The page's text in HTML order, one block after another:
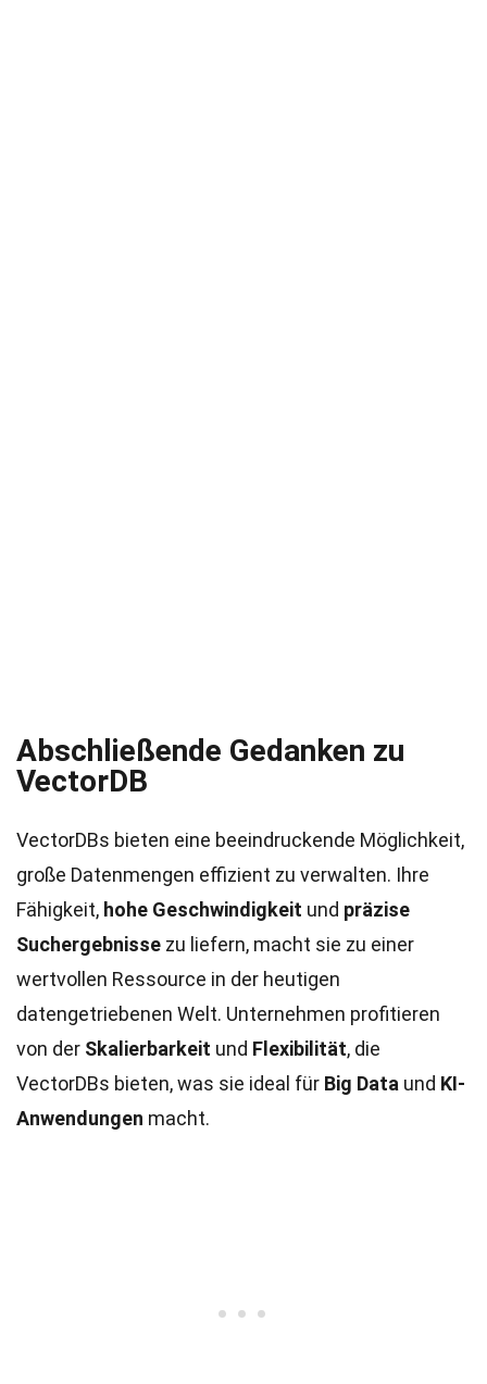
Abschließende Gedanken zu
VectorDB
VectorDBs bieten eine beeindruckende Möglichkeit,
große Datenmengen effizient zu verwalten. Ihre
Fähigkeit, hohe Geschwindigkeit und präzise
Suchergebnisse zu liefern, macht sie zu einer
wertvollen Ressource in der heutigen
datengetriebenen Welt. Unternehmen profitieren
von der Skalierbarkeit und Flexibilität, die
VectorDBs bieten, was sie ideal für Big Data und KI-
Anwendungen macht.